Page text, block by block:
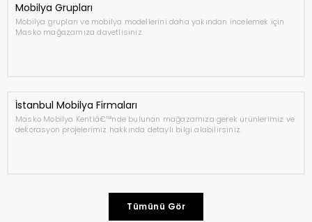
Mobilya Grupları
Mobilya grupları ve mobilya modellerini daha yakından incelemek için
Masko mağazamıza davetlisiniz.
İstanbul Mobilya Firmaları
Masko Mobilya Kentiâ€™nde bulunan mağazamıza gerek ürünlerimiz ve
dekorasyon projelerimiz hakkında detaylı bilgi alabilirsiniz.
Tümünü Gör